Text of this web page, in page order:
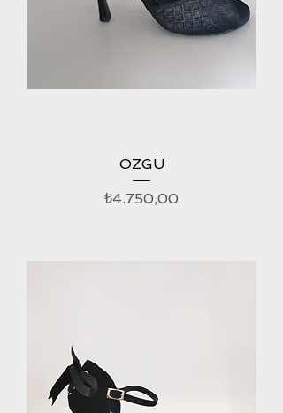
ÖZGÜ
Fiyat
₺4.750,00